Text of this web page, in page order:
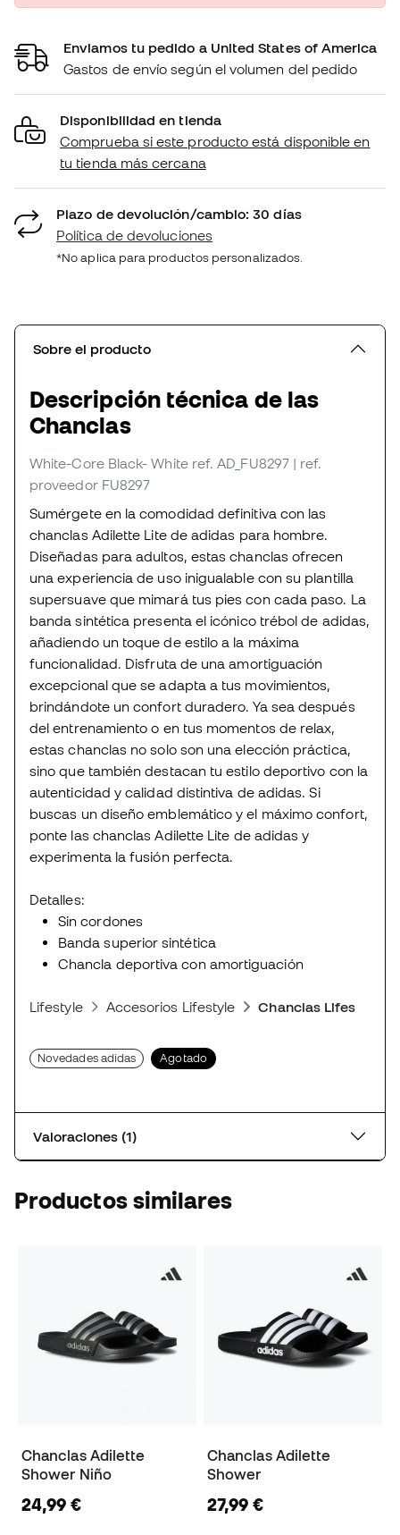
Enviamos tu pedido a United States of America
Gastos de envío según el volumen del pedido
Disponibilidad en tienda
Comprueba si este producto está disponible en
tu tienda más cercana
Plazo de devolución/cambio: 30 días
Política de devoluciones
*No aplica para productos personalizados.
Sobre el producto
Descripción técnica de las
Chanclas
White-Core Black- White ref. AD_FU8297 | ref.
proveedor FU8297
Sumérgete en la comodidad definitiva con las
chanclas Adilette Lite de adidas para hombre.
Diseñadas para adultos, estas chanclas ofrecen
una experiencia de uso inigualable con su plantilla
supersuave que mimará tus pies con cada paso. La
banda sintética presenta el icónico trébol de adidas,
añadiendo un toque de estilo a la máxima
funcionalidad. Disfruta de una amortiguación
excepcional que se adapta a tus movimientos,
brindándote un confort duradero. Ya sea después
del entrenamiento o en tus momentos de relax,
estas chanclas no solo son una elección práctica,
sino que también destacan tu estilo deportivo con la
autenticidad y calidad distintiva de adidas. Si
buscas un diseño emblemático y el máximo confort,
ponte las chanclas Adilette Lite de adidas y
experimenta la fusión perfecta.
Detalles:
Sin cordones
Banda superior sintética
Chancla deportiva con amortiguación
Lifestyle Accesorios Lifestyle Chanclas Lifestyle
Novedades adidas Agotado
Valoraciones (1)
Productos similares
Chanclas Adilette
Shower Niño
24,99 €
Chanclas Adilette
Shower
27,99 €